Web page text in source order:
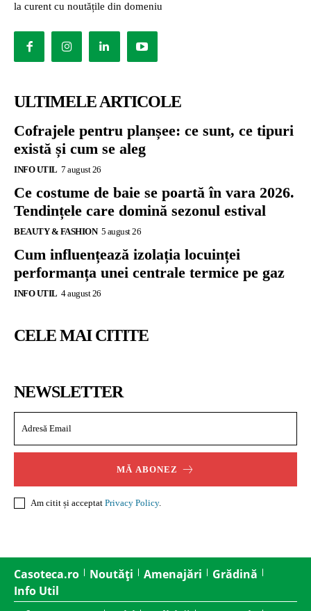
la curent cu noutățile din domeniu
ULTIMELE ARTICOLE
Cofrajele pentru planșee: ce sunt, ce tipuri
există și cum se aleg
INFO UTIL 7 august 26
Ce costume de baie se poartă în vara 2026.
Tendințele care domină sezonul estival
BEAUTY & FASHION 5 august 26
Cum influențează izolația locuinței
performanța unei centrale termice pe gaz
INFO UTIL 4 august 26
CELE MAI CITITE
NEWSLETTER
MĂ ABONEZ
Am citit și acceptat Privacy Policy.
Casoteca.ro Noutăți Amenajări
Grădină
Info Util